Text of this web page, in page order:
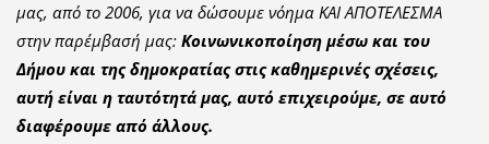
μας, από το 2006, για να δώσουμε νόημα ΚΑΙ ΑΠΟΤΕΛΕΣΜΑ
στην παρέμβασή μας: Κοινωνικοποίηση μέσω και του
Δήμου και της δημοκρατίας στις καθημερινές σχέσεις,
αυτή είναι η ταυτότητά μας, αυτό επιχειρούμε, σε αυτό
διαφέρουμε από άλλους.